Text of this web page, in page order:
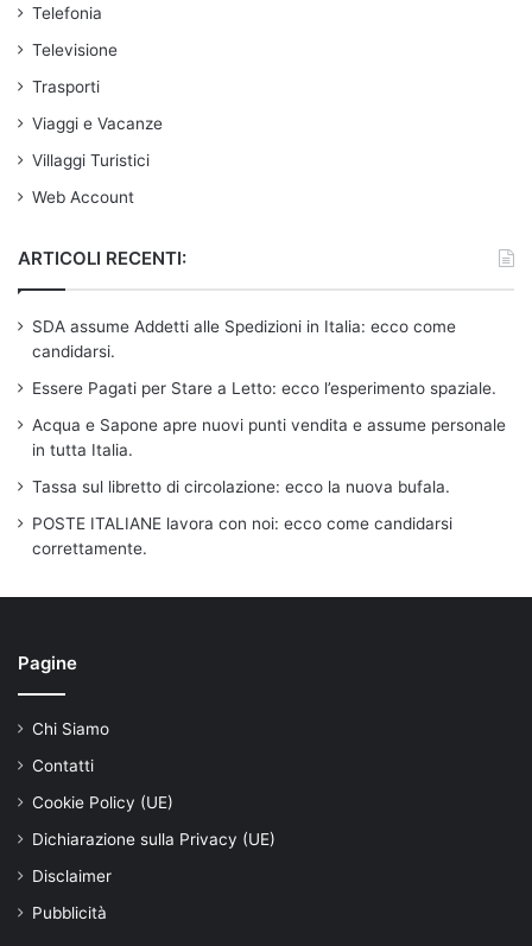
Telefonia
Televisione
Trasporti
Viaggi e Vacanze
Villaggi Turistici
Web Account
ARTICOLI RECENTI:
SDA assume Addetti alle Spedizioni in Italia: ecco come
candidarsi.
Essere Pagati per Stare a Letto: ecco l’esperimento spaziale.
Acqua e Sapone apre nuovi punti vendita e assume personale
in tutta Italia.
Tassa sul libretto di circolazione: ecco la nuova bufala.
POSTE ITALIANE lavora con noi: ecco come candidarsi
correttamente.
Pagine
Chi Siamo
Contatti
Cookie Policy (UE)
Dichiarazione sulla Privacy (UE)
Disclaimer
Pubblicità